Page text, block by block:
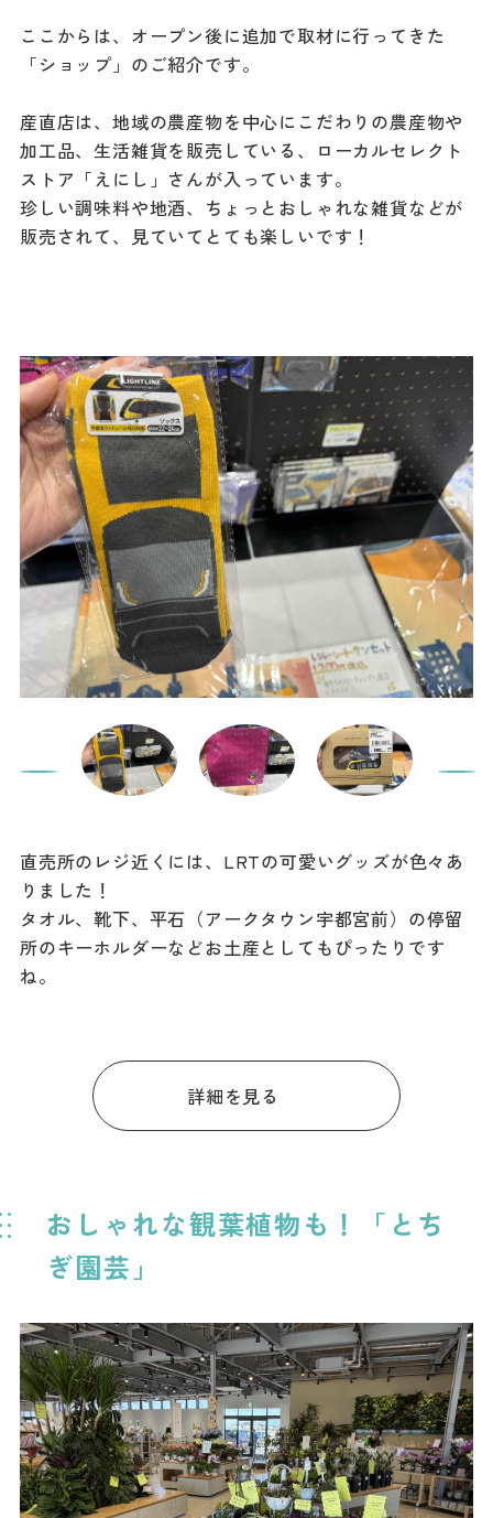
ここからは、オープン後に追加で取材に行ってきた
「ショップ」のご紹介です。
産直店は、地域の農産物を中心にこだわりの農産物や
加工品、生活雑貨を販売している、ローカルセレクト
ストア「えにし」さんが入っています。
珍しい調味料や地酒、ちょっとおしゃれな雑貨などが
販売されて、見ていてとても楽しいです！
直売所のレジ近くには、LRTの可愛いグッズが色々あ
りました！
タオル、靴下、平石（アークタウン宇都宮前）の停留
所のキーホルダーなどお土産としてもぴったりです
ね。
詳細を見る
おしゃれな観葉植物も！「とち
ぎ園芸」